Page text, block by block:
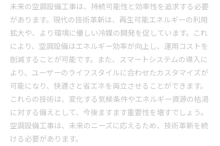
未来の空調設備工事は、持続可能性と効率性を追求する必要
があります。現代の技術革新は、再生可能エネルギーの利用
拡大や、より環境に優しい冷媒の開発を促しています。これ
により、空調設備はエネルギー効率が向上し、運用コストを
削減することが可能です。また、スマートシステムの導入に
より、ユーザーのライフスタイルに合わせたカスタマイズが
可能になり、快適さと省エネを両立させることができます。
これらの技術は、変化する気候条件やエネルギー資源の枯渇
に対する備えとして、今後ますます重要性を増すでしょう。
空調設備工事は、未来のニーズに応えるため、技術革新を続
ける必要があります。